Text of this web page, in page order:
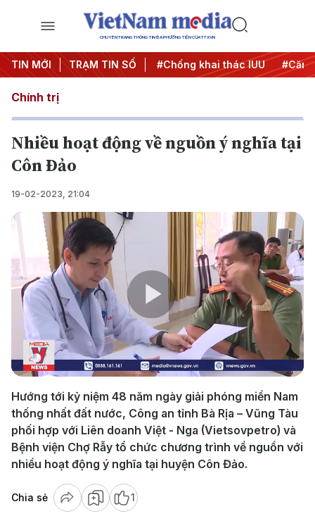
CHUYÊN TRANG THÔNG TIN ĐA PHƯƠNG TIỆN CỦA TTXVN
TIN MỚI TRẠM TIN SỐ
#Chiến dịch 500 ngày đêm #Chống khai thác IUU
Chính trị
Nhiều hoạt động về nguồn ý nghĩa tại
Côn Đảo
19-02-2023, 21:04
Play
Video
Hướng tới kỷ niệm 48 năm ngày giải phóng miền Nam
thống nhất đất nước, Công an tỉnh Bà Rịa – Vũng Tàu
phối hợp với Liên doanh Việt - Nga (Vietsovpetro) và
Bệnh viện Chợ Rẫy tổ chức chương trình về nguồn với
nhiều hoạt động ý nghĩa tại huyện Côn Đảo.
Chia sẻ 1